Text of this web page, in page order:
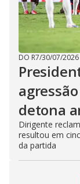
DO R7/30/07/2026
agressão
detona
Dirigente
resultou em
da partida